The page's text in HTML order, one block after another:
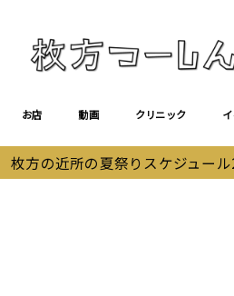
お店 動画 クリニック
枚方の近所の夏祭りスケジュー